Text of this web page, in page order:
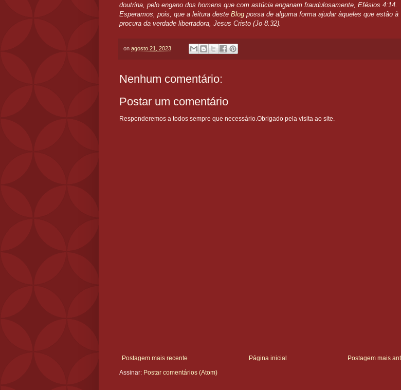
doutrina, pelo engano dos homens que com astúcia enganam fraudulosamente, Efésios 4:14.
Esperamos, pois, que a leitura deste Blog possa de alguma forma ajudar àqueles que estão à
procura da verdade libertadora, Jesus Cristo (Jo 8.32).
on agosto 21, 2023
Nenhum comentário:
Postar um comentário
Responderemos a todos sempre que necessário.Obrigado pela visita ao site.
Postagem mais recente Postagem mais
Página inicial
Assinar: Postar comentários (Atom)